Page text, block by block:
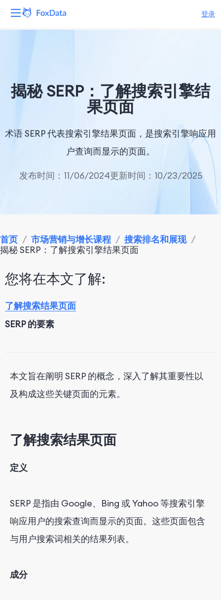
登录
解决方案
公司
揭秘 SERP：了解搜索引擎结
果页面
术语 SERP 代表搜索引擎结果页面，是搜索引擎响应用
户查询而显示的页面。
发布时间：11/06/2024更新时间：10/23/2025
首页 / 市场营销与增长课程 / 搜索排名和展现 /
揭秘 SERP：了解搜索引擎结果页面
您将在本文了解:
了解搜索结果页面
SERP 的要素
本文旨在阐明 SERP 的概念，深入了解其重要性以
及构成这些关键页面的元素。
了解搜索结果页面
定义
SERP 是指由 Google、Bing 或 Yahoo 等搜索引擎
响应用户的搜索查询而显示的页面。这些页面包含
与用户搜索词相关的结果列表。
成分